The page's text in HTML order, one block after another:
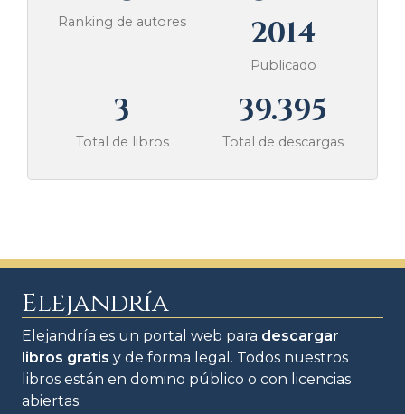
Ranking de autores
2014
Publicado
3
Total de libros
39.395
Total de descargas
Elejandría
Elejandría es un portal web para descargar
libros gratis y de forma legal. Todos nuestros
libros están en domino público o con licencias
abiertas.